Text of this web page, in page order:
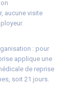
aucune visite
: pour
applique une
de reprise
soit 21 jours.